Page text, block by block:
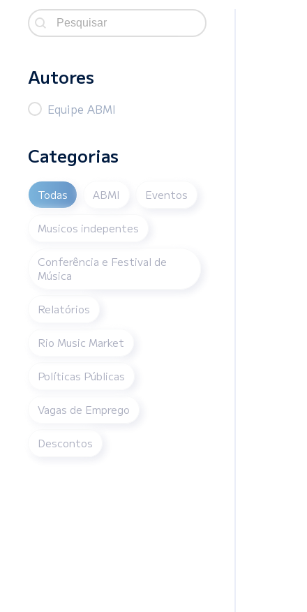
Search
Search content
Autores
AutorEquipe ABMI
Categorias
Categorias
Todas ABMI Eventos
Musicos indepentes
Conferência e Festival de
Música
Relatórios
Rio Music Market
Políticas Públicas
Vagas de Emprego
Descontos